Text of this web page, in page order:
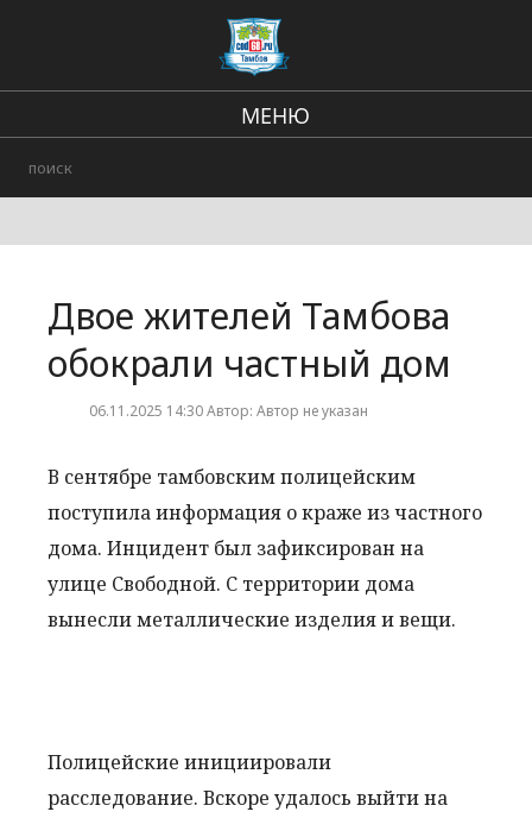
МЕНЮ
Городские события
Двое жителей Тамбова
обокрали частный дом
06.11.2025 14:30 Автор: Автор не указан
В сентябре тамбовским полицейским
поступила информация о краже из частного
дома. Инцидент был зафиксирован на
улице Свободной. С территории дома
вынесли металлические изделия и вещи.
Полицейские инициировали
расследование. Вскоре удалось выйти на